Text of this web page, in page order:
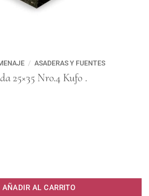
/ ASADERAS Y FUENTES
25×35 Nro.4 Kufo .
AÑADIR AL CARRITO